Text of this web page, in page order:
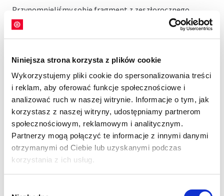
Niniejsza strona korzysta z plików cookie
Wykorzystujemy pliki cookie do spersonalizowania treści
i reklam, aby oferować funkcje społecznościowe i
analizować ruch w naszej witrynie. Informacje o tym, jak
korzystasz z naszej witryny, udostępniamy partnerom
społecznościowym, reklamowym i analitycznym.
Partnerzy mogą połączyć te informacje z innymi danymi
otrzymanymi od Ciebie lub uzyskanymi podczas
korzystania z ich usług.
Przypomnieliśmy sobie fragment z zeszłorocznego
Programu, w którym Leszek Chwalisz nadmienił o jasnych
celach firmy. Z ust przedstawiciela LG usłyszeliśmy
już nie tylko w Europie, lecz także w Polsce. Warto było
Limagrain z pomocą rolników maksymalnie wykorzystuje
potencjał odmian LG. Jak widać, dotrzymujemy danego
słowa, ponieważ deklaracja została spełniona – odmiana
rzepaku ozimego LG Architect została nr 1 pod względem
wysianego areału.
Jesteśmy wdzięczni za zaufanie i doceniamy wkład
wszystkich, którzy przyczynili się do osiągnięcia tego
z którym możecie się zapoznać, oglądając powtórkę